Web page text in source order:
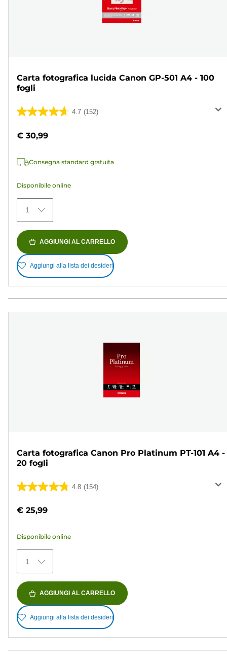
Carta fotografica lucida Canon GP-501 A4 - 100
fogli
4.7 (152)
4.7
5
152
€ 30,99
Consegna standard gratuita
Disponibile online
1
AGGIUNGI AL CARRELLO
Aggiungi alla lista dei desideri
Carta fotografica Canon Pro Platinum PT-101 A4 -
20 fogli
4.8 (154)
4.8
5
154
recensioni
€ 25,99
Disponibile online
1
AGGIUNGI AL CARRELLO
Aggiungi alla lista dei desideri